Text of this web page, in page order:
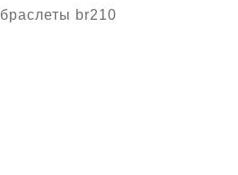
браслеты br210